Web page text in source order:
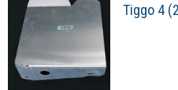
Tiggo 4